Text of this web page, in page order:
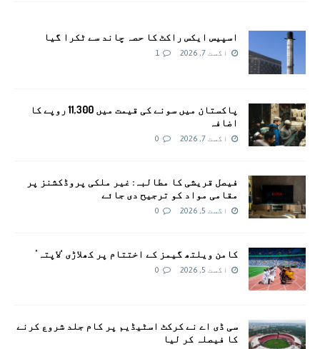
اسپیس ایکس راکٹ کا حصہ چاند سے ٹکرا گیا
اگست 7, 2026 1
پاکستان میں سونے کی قیمت میں 11,300 روپے کا
اضافہ
اگست 7, 2026 0
فیصل قریشی کا مطالبہ: غیر ملکی پروڈکشنز پر
مقامی مواد کو ترجیح دی جائے
اگست 5, 2026 0
کامن ویلتھ گیمز کے اختتام پر کھلاڑی ‘لاپتہ’
اگست 5, 2026 0
سی ڈی اے نے کرکٹ اسٹیڈیم پر کام جلد شروع کرنے
کا فیصلہ کر لیا